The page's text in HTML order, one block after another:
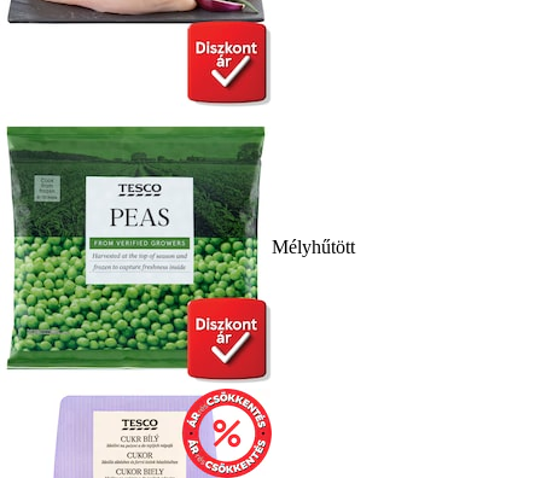
Mélyhűtött